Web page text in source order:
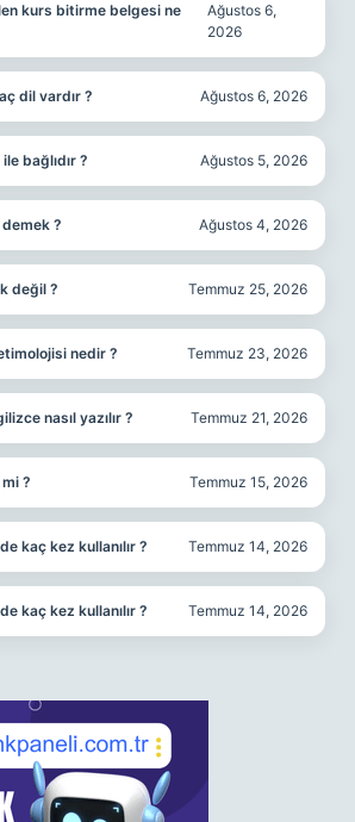
kurs bitirme belgesi ne
Ağustos 6,
2026
dil vardır ? Ağustos 6, 2026
bağlıdır ? Ağustos 5, 2026
? Ağustos 4, 2026
değil ? Temmuz 25, 2026
nedir ? Temmuz 23, 2026
nasıl yazılır ? Temmuz 21, 2026
? Temmuz 15, 2026
kaç kez kullanılır ? Temmuz 14, 2026
kaç kez kullanılır ? Temmuz 14, 2026